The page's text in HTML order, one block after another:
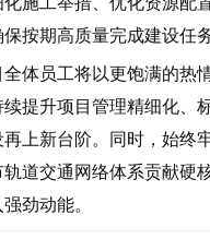
按期高质量完成建设任务
体员工将以更饱满的热
提升项目管理精细化、
上新台阶。同时，始终
道交通网络体系贡献硬
劲动能。